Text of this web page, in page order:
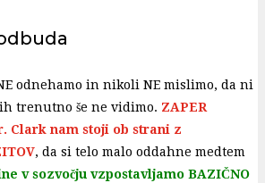
odnehamo in nikoli NE mislimo, da ni
trenutno še ne vidimo. ZAPER
Clark nam stoji ob strani z
, da si telo malo oddahne medtem
v sozvočju vzpostavljamo BAZIČNO